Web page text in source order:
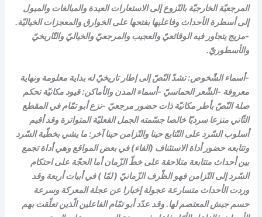
المرجعيّة الخارجيّة بالنّزوع إلى الاستعارات العيدة والمبالغات والميول
إلى أسطرة الأحداث وفاعليها بفتحها على الخوارق والمعجزات الخياليّة.
-مزيج يتجاور فيه الوقائعيّ والعجيب والمرجعيّ والخياليّ والتّاريخيّ
والأسطوريّ.
-أسماء الشّخوص: تشدّ النّصّ إلى إطار تاريخيّ له بداية معلومة ونهاية
معروفة -الشّعر الحماسيّ -أسماء المدن والأماكن: قيود مكانيّة تحكم
صلة النّصّ بأطر مكانيّة ذات حضور مرجعيّ -نزع أبو تمّام في المقطع
الثّاني منزعا سرديّا خالصا جسّمته الجمل الفعليّة المتواترة وقد أقيم
أسلوب السّرد على التّتابع حينا والتّزامن حينا آخر: ما يشي بخطّية السّرد
وتتابعه حضور أداة الاستئناف (الفاء) في بعض المواقع وهي أداة تجمع
بين أحداث متتابعة متلاحقة على خطّ الزّمان أما الحجّة على احتكام
السّرد إلى التّزامن فهو الظّرف الزّمانيّ ( لمّا ) في أبيات أربعة وقد
وردت الأحداث متسارعة عجولة إخبارا عن عجلة المعركة وسرعة
حسم جيش المعتصم لها. وقد عدّد أبو تمّام الفاعلين الّذين تعلّقت بهم